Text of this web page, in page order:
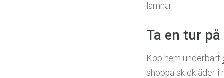
lämnar.
Ta en tur på
Köp hem underbart
shoppa skidkläder i